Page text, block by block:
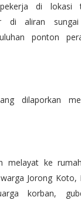
di lokasi
di aliran
ponton
dilaporkan
melayat ke
Jorong Koto,
korban,